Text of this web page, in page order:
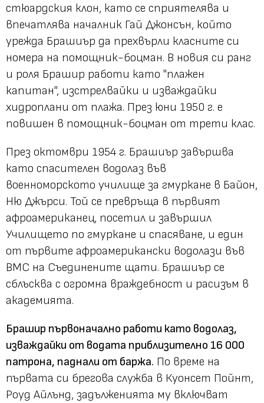
стюардския клон, като се сприятелява и
впечатлява началник Гай Джонсън, който
урежда Брашиър да прехвърли класните си
номера на помощник-боцман. В новия си ранг
и роля Брашир работи като "плажен
капитан", изстрелвайки и изваждайки
хидроплани от плажа. През юни 1950 г. е
повишен в помощник-боцман от трети клас.
През октомври 1954 г. Брашиър завършва
като спасителен водолаз във
военноморското училище за гмуркане в Байон,
Ню Джърси. Той се превръща в първият
афроамериканец, посетил и завършил
Училището по гмуркане и спасяване, и един
от първите афроамерикански водолази във
ВМС на Съединените щати. Брашиър се
сблъсква с огромна враждебност и расизъм в
академията.
Брашир първоначално работи като водолаз,
изваждайки от водата приблизително 16 000
патрона, паднали от баржа. По време на
първата си брегова служба в Куонсет Пойнт,
Роуд Айлънд, задълженията му включват